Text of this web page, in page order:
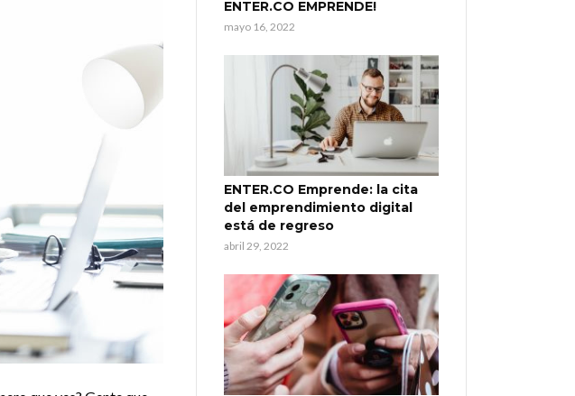
ENTER.CO EMPRENDE!
mayo 16, 2022
ENTER.CO Emprende: la cita
del emprendimiento digital
está de regreso
abril 29, 2022